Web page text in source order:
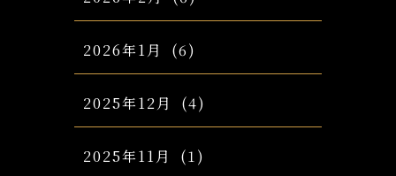
2026年1月 (6)
2025年12月 (4)
2025年11月 (1)